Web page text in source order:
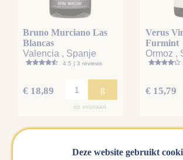
Bruno Murciano Las
Blancas
Valencia , Spanje
4.5 | 3 reviews
€ 18,89 g
op voorraad
Verus
Furmint
Ormoz ,
€ 15,79
Deze website gebruikt